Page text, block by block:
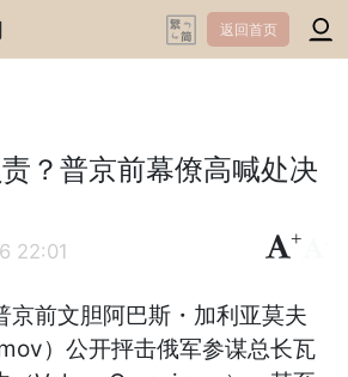
返回首页
？普京前幕僚高喊处决
22:01
+
前文胆阿巴斯・加利亚莫夫
）公开抨击俄军参谋总长瓦